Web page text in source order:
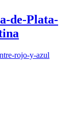
de-Plata-